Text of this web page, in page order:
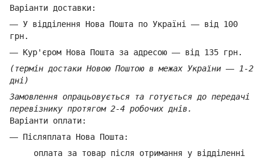
Варіанти доставки:
— У відділення Нова Пошта по Україні — від 100
грн.
— Кур'єром Нова Пошта за адресою — від 135 грн.
(термін достаки Новою Поштою в межах України — 1-2
дні)
Замовлення опрацьовується та готується до передачі
перевізнику протягом 2-4 робочих днів.
Варіанти оплати:
— Післяплата Нова Пошта:
оплата за товар після отримання у відділенні